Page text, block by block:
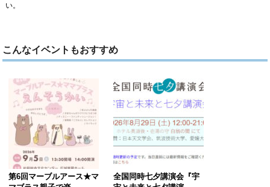
い。
こんなイベントもおすすめ
第6回マーブルアース★マ
全国同時七夕講演会『宇